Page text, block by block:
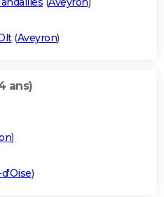
(Aveyron)
ans)
)
d'Oise)